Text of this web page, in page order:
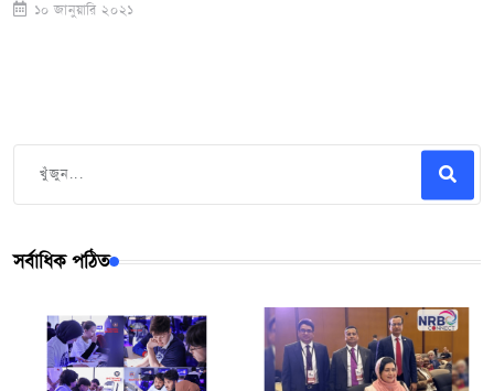
১০ জানুয়ারি ২০২১
সর্বাধিক পঠিত